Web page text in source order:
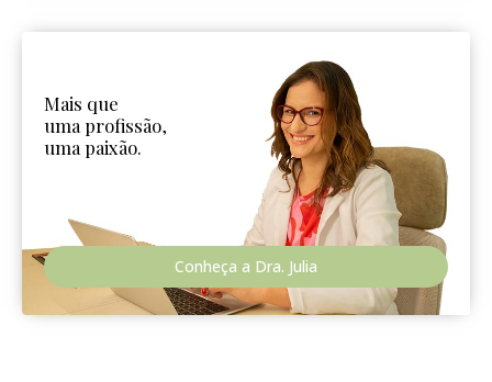
Mais que
uma profissão,
uma paixão.
Conheça a Dra. Julia